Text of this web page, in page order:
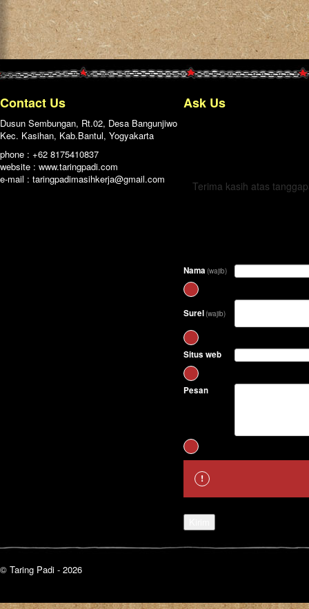
Contact Us
Dusun Sembungan, Rt.02, Desa Bangunjiwo
Kec. Kasihan, Kab.Bantul, Yogyakarta
phone : +62 8175410837
website : www.taringpadi.com
e-mail : taringpadimasihkerja@gmail.com
Ask Us
Terima kasih atas
Nama (wajib)
Surel(wajib)
Situs web
Pesan
© Taring Padi - 2026